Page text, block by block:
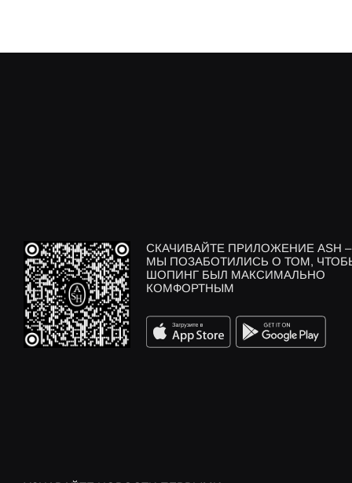
СКАЧИВАЙТЕ ПРИЛОЖЕНИЕ ASH –
МЫ ПОЗАБОТИЛИСЬ О ТОМ,
ШОПИНГ БЫЛ МАКСИМАЛЬНО
КОМФОРТНЫМ